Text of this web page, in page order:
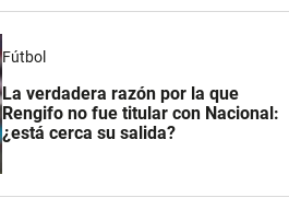
Fútbol
La verdadera razón por la que
Rengifo no fue titular con Nacional:
¿está cerca su salida?